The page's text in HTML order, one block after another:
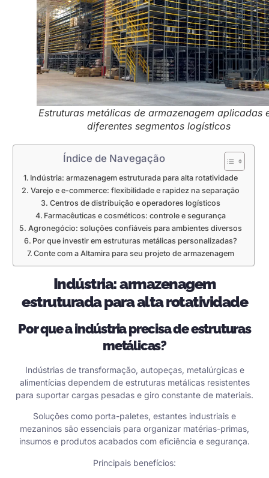
Estruturas metálicas de armazenagem aplicadas
diferentes segmentos logísticos
Índice de Navegação
Indústria: armazenagem estruturada para alta rotatividade
Varejo e e-commerce: flexibilidade e rapidez na separação
Centros de distribuição e operadores logísticos
Farmacêuticas e cosméticos: controle e segurança
Agronegócio: soluções confiáveis para ambientes diversos
Por que investir em estruturas metálicas personalizadas?
Conte com a Altamira para seu projeto de armazenagem
Indústria: armazenagem
estruturada para alta rotatividade
Por que a indústria precisa de estruturas
metálicas?
Indústrias de transformação, autopeças, metalúrgicas e
alimentícias dependem de estruturas metálicas resistentes
para suportar cargas pesadas e giro constante de materiais.
Soluções como porta-paletes, estantes industriais e
mezaninos são essenciais para organizar matérias-primas,
insumos e produtos acabados com eficiência e segurança.
Principais benefícios: